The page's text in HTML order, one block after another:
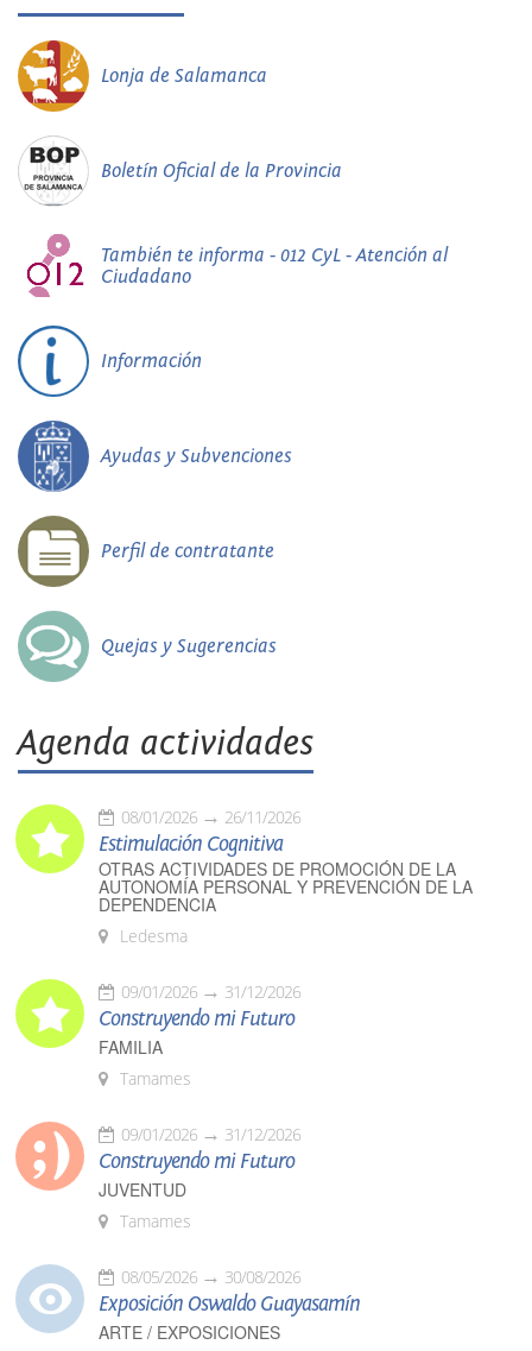
Lonja de Salamanca
Boletín Oficial de la Provincia
También te informa - 012 CyL - Atención al
Ciudadano
Información
Ayudas y Subvenciones
Perfil de contratante
Quejas y Sugerencias
Agenda actividades
08/01/2026 26/11/2026
Estimulación Cognitiva
OTRAS ACTIVIDADES DE PROMOCIÓN DE LA
AUTONOMÍA PERSONAL Y PREVENCIÓN DE LA
DEPENDENCIA
Ledesma
09/01/2026 31/12/2026
Construyendo mi Futuro
FAMILIA
Tamames
09/01/2026 31/12/2026
Construyendo mi Futuro
JUVENTUD
Tamames
08/05/2026 30/08/2026
Exposición Oswaldo Guayasamín
ARTE / EXPOSICIONES